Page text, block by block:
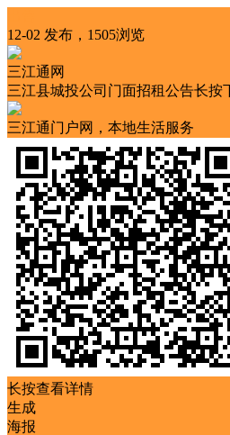
12-02 发布，1505浏览
三江通网
三江县城投公司门面招租公告长按
三江通门户网，本地生活服务
长按查看详情
生成
海报